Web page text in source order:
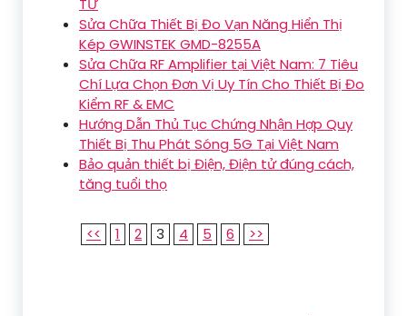
TỬ
Sửa Chữa Thiết Bị Đo Vạn Năng Hiển Thị
Kép GWINSTEK GMD-8255A
Sửa Chữa RF Amplifier tại Việt Nam: 7 Tiêu
Chí Lựa Chọn Đơn Vị Uy Tín Cho Thiết Bị Đo
Kiểm RF & EMC
Hướng Dẫn Thủ Tục Chứng Nhận Hợp Quy
Thiết Bị Thu Phát Sóng 5G Tại Việt Nam
Bảo quản thiết bị Điện, Điện tử đúng cách,
tăng tuổi thọ
<< 1 2 3 4 5 6 >>